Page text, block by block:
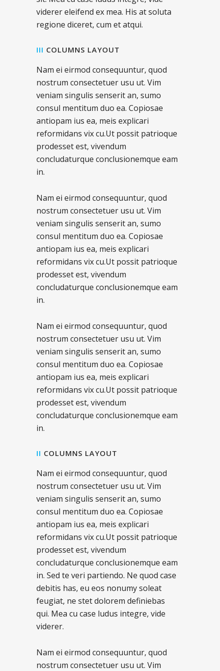
viderer eleifend ex mea. His at soluta
regione diceret, cum et atqui.
III COLUMNS LAYOUT
Nam ei eirmod consequuntur, quod
nostrum consectetuer usu ut. Vim
veniam singulis senserit an, sumo
consul mentitum duo ea. Copiosae
antiopam ius ea, meis explicari
reformidans vix cu.Ut possit patrioque
prodesset est, vivendum
concludaturque conclusionemque eam
in.
Nam ei eirmod consequuntur, quod
nostrum consectetuer usu ut. Vim
veniam singulis senserit an, sumo
consul mentitum duo ea. Copiosae
antiopam ius ea, meis explicari
reformidans vix cu.Ut possit patrioque
prodesset est, vivendum
concludaturque conclusionemque eam
in.
Nam ei eirmod consequuntur, quod
nostrum consectetuer usu ut. Vim
veniam singulis senserit an, sumo
consul mentitum duo ea. Copiosae
antiopam ius ea, meis explicari
reformidans vix cu.Ut possit patrioque
prodesset est, vivendum
concludaturque conclusionemque eam
in.
II COLUMNS LAYOUT
Nam ei eirmod consequuntur, quod
nostrum consectetuer usu ut. Vim
veniam singulis senserit an, sumo
consul mentitum duo ea. Copiosae
antiopam ius ea, meis explicari
reformidans vix cu.Ut possit patrioque
prodesset est, vivendum
concludaturque conclusionemque eam
in. Sed te veri partiendo. Ne quod case
debitis has, eu eos nonumy soleat
feugiat, ne stet dolorem definiebas
qui. Mea cu case ludus integre, vide
viderer.
Nam ei eirmod consequuntur, quod
nostrum consectetuer usu ut. Vim